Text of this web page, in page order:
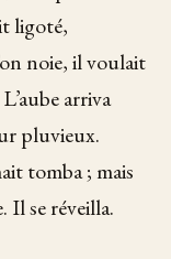
ligoté,
noie, il voulait
arriva
pluvieux.
tomba ; mais
Il se réveilla.